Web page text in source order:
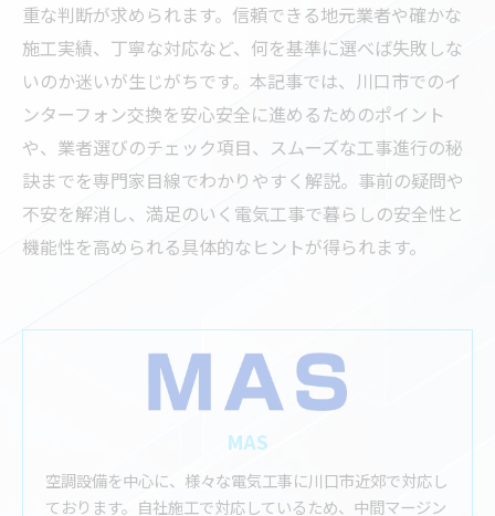
重な判断が求められます。信頼できる地元業者や確かな
施工実績、丁寧な対応など、何を基準に選べば失敗しな
いのか迷いが生じがちです。本記事では、川口市でのイ
ンターフォン交換を安心安全に進めるためのポイント
や、業者選びのチェック項目、スムーズな工事進行の秘
訣までを専門家目線でわかりやすく解説。事前の疑問や
不安を解消し、満足のいく電気工事で暮らしの安全性と
機能性を高められる具体的なヒントが得られます。
MAS
空調設備を中心に、様々な電気工事に川口市近郊で対応し
ております。自社施工で対応しているため、中間マージン